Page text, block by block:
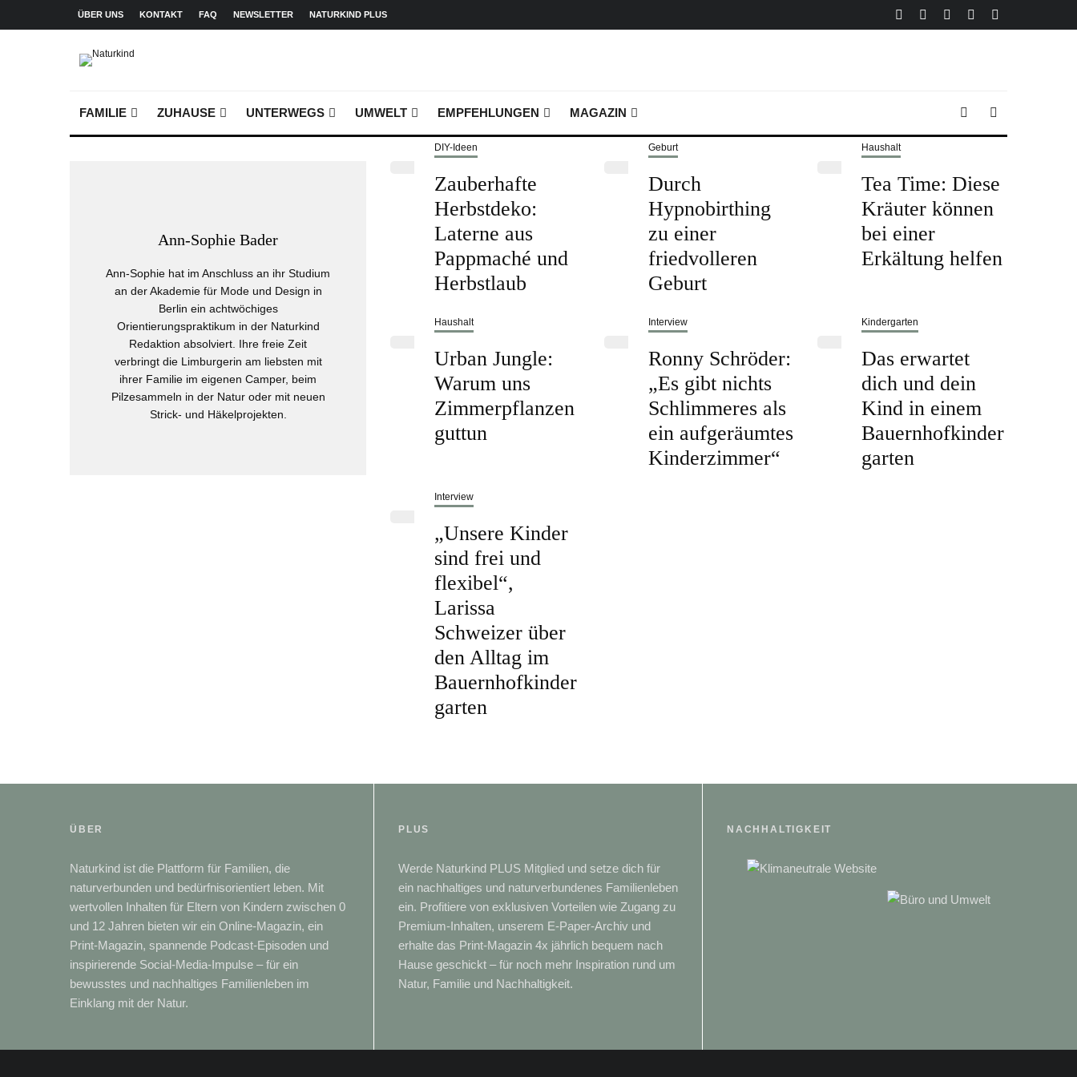
ÜBER UNS KONTAKT FAQ NEWSLETTER NATURKIND PLUS
FAMILIE ZUHAUSE UNTERWEGS UMWELT EMPFEHLUNGEN MAGAZIN
Ann-Sophie Bader
Ann-Sophie hat im Anschluss an ihr Studium
an der Akademie für Mode und Design in
Berlin ein achtwöchiges
Orientierungspraktikum in der Naturkind
Redaktion absolviert. Ihre freie Zeit
verbringt die Limburgerin am liebsten mit
ihrer Familie im eigenen Camper, beim
Pilzesammeln in der Natur oder mit neuen
Strick- und Häkelprojekten.
DIY-Ideen
Zauberhafte
Herbstdeko:
Laterne aus
Pappmaché und
Herbstlaub
Geburt
Durch
Hypnobirthing
zu einer
friedvolleren
Geburt
Haushalt
Tea Time: Diese
Kräuter können
bei einer
Erkältung helfen
Haushalt
Urban Jungle:
Warum uns
Zimmerpflanzen
guttun
Interview
Ronny Schröder:
„Es gibt nichts
Schlimmeres als
ein aufgeräumtes
Kinderzimmer“
Kindergarten
Das erwartet
dich und dein
Kind in einem
Bauernhofkinder
garten
Interview
„Unsere Kinder
sind frei und
flexibel“,
Larissa
Schweizer über
den Alltag im
Bauernhofkinder
garten
ÜBER
Naturkind ist die Plattform für Familien, die
naturverbunden und bedürfnisorientiert leben. Mit
wertvollen Inhalten für Eltern von Kindern zwischen 0
und 12 Jahren bieten wir ein Online-Magazin, ein
Print-Magazin, spannende Podcast-Episoden und
inspirierende Social-Media-Impulse – für ein
bewusstes und nachhaltiges Familienleben im
Einklang mit der Natur.
PLUS
Werde Naturkind PLUS Mitglied und setze dich für
ein nachhaltiges und naturverbundenes Familienleben
ein. Profitiere von exklusiven Vorteilen wie Zugang zu
Premium-Inhalten, unserem E-Paper-Archiv und
erhalte das Print-Magazin 4x jährlich bequem nach
Hause geschickt – für noch mehr Inspiration rund um
Natur, Familie und Nachhaltigkeit.
NACHHALTIGKEIT